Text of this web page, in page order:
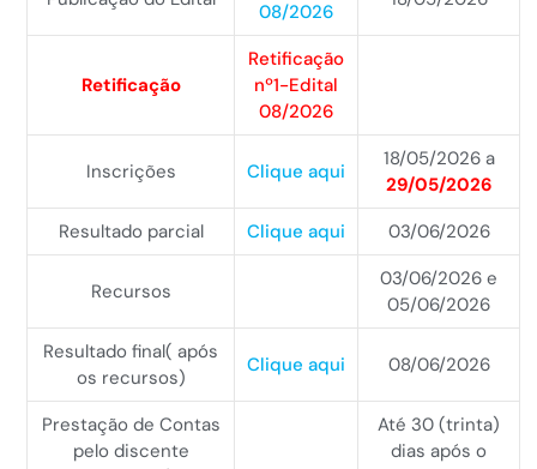
08/2026
Retificação
Retificação
nº1-Edital
08/2026
Inscrições Clique aqui
18/05/2026 a
29/05/2026
Resultado parcial
Clique aqui 03/06/2026
Recursos
03/06/2026 e
05/06/2026
Resultado final( após
os recursos)
Clique aqui 08/06/2026
Prestação de Contas
pelo discente
Até 30 (trinta)
dias após o